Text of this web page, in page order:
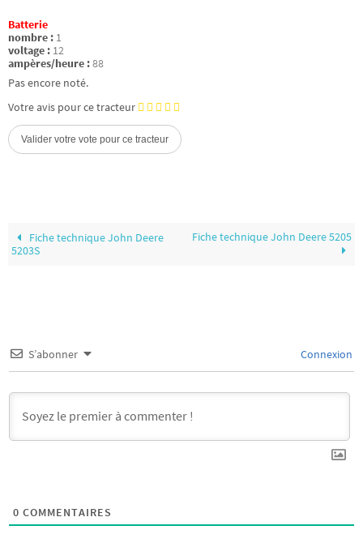
Batterie
nombre : 1
voltage : 12
ampères/heure :88
Pas encore noté.
Votre avis pour ce tracteur
Fiche technique John Deere
5203S
Fiche technique John Deere 5205
S’abonner Connexion
0 COMMENTAIRES